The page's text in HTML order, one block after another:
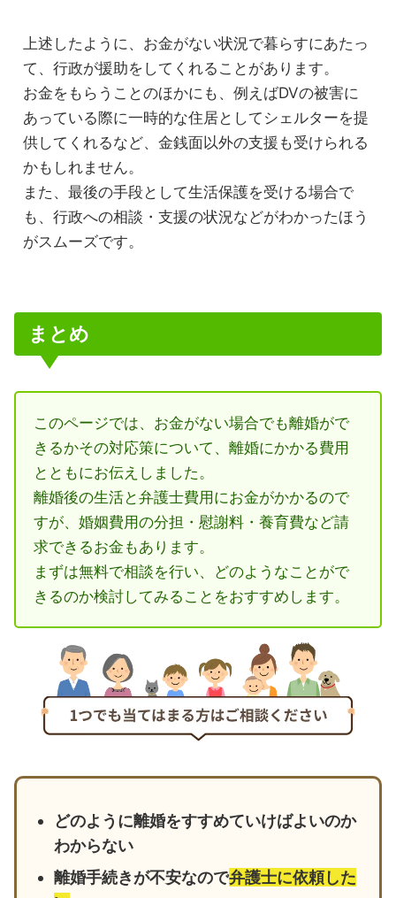
上述したように、お金がない状況で暮らすにあたっ
て、行政が援助をしてくれることがあります。
お金をもらうことのほかにも、例えばDVの被害に
あっている際に一時的な住居としてシェルターを提
供してくれるなど、金銭面以外の支援も受けられる
かもしれません。
また、最後の手段として生活保護を受ける場合で
も、行政への相談・支援の状況などがわかったほう
がスムーズです。
まとめ
このページでは、お金がない場合でも離婚がで
きるかその対応策について、離婚にかかる費用
とともにお伝えしました。
離婚後の生活と弁護士費用にお金がかかるので
すが、婚姻費用の分担・慰謝料・養育費など請
求できるお金もあります。
まずは無料で相談を行い、どのようなことがで
きるのか検討してみることをおすすめします。
どのように離婚をすすめていけばよいのか
わからない
離婚手続きが不安なので弁護士に依頼した